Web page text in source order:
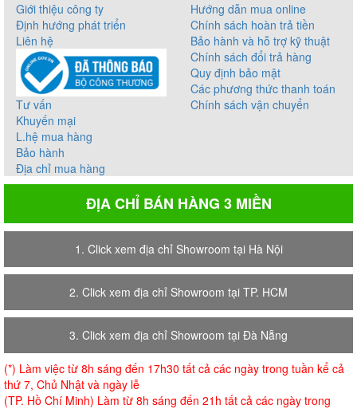
Giới thiệu công ty
Định hướng phát triển
Liên hệ
Tư vấn
Khuyến mại
L.hệ mua hàng
Bảo hành
Địa chỉ mua hàng
Hướng dẫn mua online
Chính sách hoàn trả tiền
Bảo hành và hỗ trợ kỹ thuật
Chính sách đổi trả hàng
Quy định bảo mật
Các phương thức thanh toán
Chính sách vận chuyển
ĐỊA CHỈ BÁN HÀNG 3 MIỀN
1. Click xem địa chỉ Showroom tại Hà Nội
2. Click xem địa chỉ Showroom tại TP. HCM
3. Click xem địa chỉ Showroom tại Đà Nẵng
(*) Làm việc từ 8h sáng đến 17h30 tất cả các ngày trong tuần kể cả
thứ 7, Chủ Nhật và ngày lễ
(TP. Hồ Chí Minh) Làm từ 8h sáng đến 21h tất cả các ngày trong